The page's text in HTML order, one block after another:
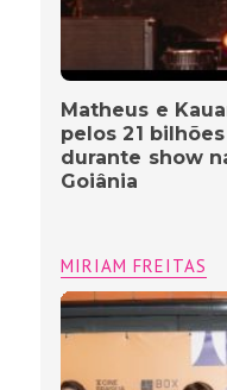
Matheus e
pelos 21
durante show
Goiânia
MIRIAM FREITAS